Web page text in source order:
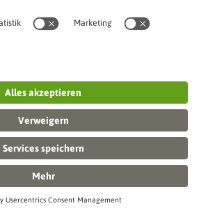
die Daten auch in anderen Ländern
Sie gesondert informiert.
ist die Zeitspanne, in der die
die Verarbeitung gespeichert werden. Die
werden, sobald sie für die angegebenen
mehr benötigt werden.
von der Art der gespeicherten
kann wählen, wie lange Google
bevor sie automatisch gelöscht